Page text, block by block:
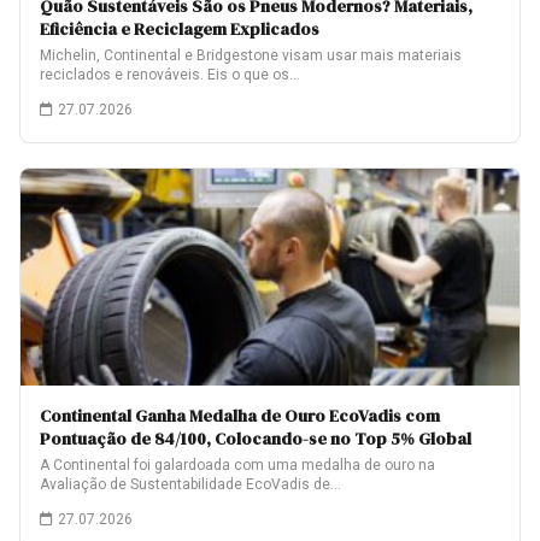
Quão Sustentáveis São os Pneus Modernos? Materiais,
Eficiência e Reciclagem Explicados
Michelin, Continental e Bridgestone visam usar mais materiais
reciclados e renováveis. Eis o que os…
27.07.2026
Continental Ganha Medalha de Ouro EcoVadis com
Pontuação de 84/100, Colocando-se no Top 5% Global
A Continental foi galardoada com uma medalha de ouro na
Avaliação de Sustentabilidade EcoVadis de…
27.07.2026